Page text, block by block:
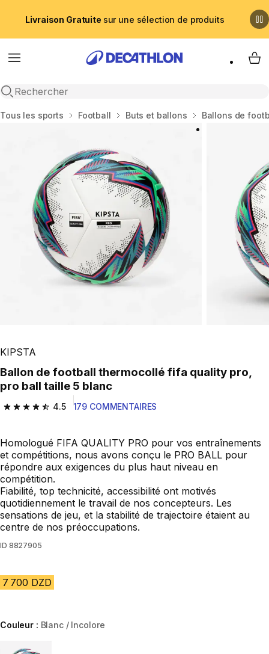
Livraison Gratuite sur une sélection de produits
Menu
Recherche ouverte
My
Accueil
Tous les sports Football Buts et ballons Ballons de
KIPSTA
Ballon de football thermocollé fifa quality pro,
pro ball taille 5 blanc
4.5
4.5 out of 5 stars from 179 reviews
179 COMMENTAIRES
Homologué FIFA QUALITY PRO pour vos entraînements
et compétitions, nous avons conçu le PRO BALL pour
répondre aux exigences du plus haut niveau en
compétition.
Fiabilité, top technicité, accessibilité ont motivés
quotidiennement le travail de nos concepteurs. Les
sensations de jeu, et la stabilité de trajectoire étaient au
centre de nos préoccupations.
ID 8827905
7 700 DZD
Couleur : Blanc / Incolore
Choose a variant